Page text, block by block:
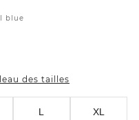
blue
des tailles
L XL